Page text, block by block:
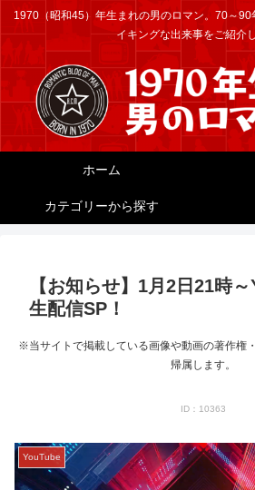
1970（昭和45）年生まれの男のロマン。70～90
イキングな出来事をご紹介
ホーム
カテゴリーから探す
【お知らせ】1月2日21時
生配信SP！
※当サイトで掲載している画像や動画の著作権
帰属します。
ID：10363
YouTube